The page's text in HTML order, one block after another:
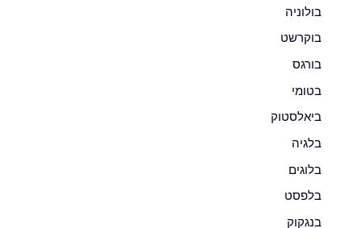
בולוניה
בוקרשט
בורגס
בטומי
ביאלסטוק
בלגיה
בלוגים
בלפסט
בנגקוק